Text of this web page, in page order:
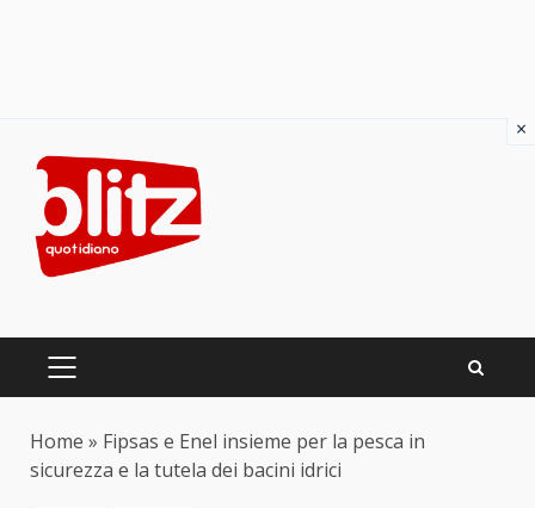
content
PRIMARY
Home » Fipsas e Enel insieme per la pesca in
sicurezza e la tutela dei bacini idrici
×